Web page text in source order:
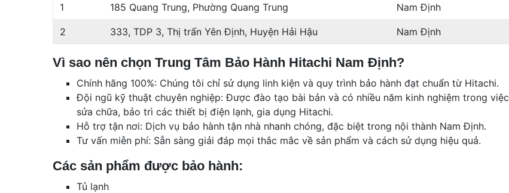
1 185 Quang Trung, Phường Quang Trung Nam Định
2 333, TDP 3, Thị trấn Yên Định, Huyện Hải Hậu Nam Định
Vì sao nên chọn Trung Tâm Bảo Hành Hitachi Nam Định?
Chính hãng 100%: Chúng tôi chỉ sử dụng linh kiện và quy trình bảo hành đạt chuẩn từ Hitachi.
Đội ngũ kỹ thuật chuyên nghiệp: Được đào tạo bài bản và có nhiều năm kinh nghiệm trong việc
sửa chữa, bảo trì các thiết bị điện lạnh, gia dụng Hitachi.
Hỗ trợ tận nơi: Dịch vụ bảo hành tận nhà nhanh chóng, đặc biệt trong nội thành Nam Định.
Tư vấn miễn phí: Sẵn sàng giải đáp mọi thắc mắc về sản phẩm và cách sử dụng hiệu quả.
Các sản phẩm được bảo hành:
Tủ lạnh